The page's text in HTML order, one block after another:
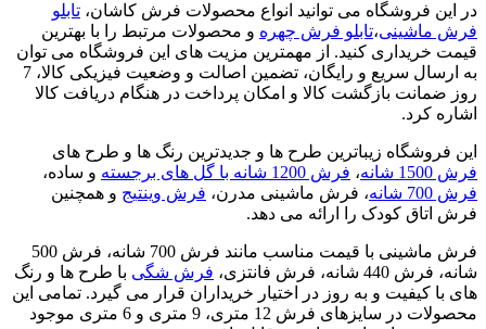
در این فروشگاه می توانید انواع محصولات فرش کاشان، تابلو
فرش ماشینی،تابلو فرش چهره و محصولات مرتبط را با بهترین
قیمت خریداری کنید. از مهمترین مزیت های این فروشگاه می توان
به ارسال سریع و رایگان، تضمین اصالت و وضعیت فیزیکی کالا، 7
روز ضمانت بازگشت کالا و امکان پرداخت در هنگام دریافت کالا
اشاره کرد.
این فروشگاه زیباترین طرح ها و جدیدترین رنگ ها و طرح های
فرش 1500 شانه
، فرش 1200 شانه با گل های برجسته
و ساده،
فرش 700 شانه
، فرش ماشینی مدرن، فرش وینتیج و همچنین
فرش اتاق کودک را ارائه می دهد.
فرش ماشینی با قیمت مناسب مانند فرش 700 شانه، فرش 500
شانه، فرش 440 شانه، فرش فانتزی،
فرش شگی با طرح ها و رنگ
های با کیفیت و به روز در اختیار خریداران قرار می گیرد. تمامی این
محصولات در سایزهای فرش 12 متری، 9 متری و 6 متری موجود